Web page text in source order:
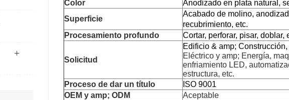
Color
Anodizado en plata natural,
Superficie
Acabado de molino,
recubrimiento, etc.
Procesamiento profundo
Cortar, perforar, pisar, doblar,
Solicitud
Edificio & amp;
Eléctrico y amp; Energía,
enfriamiento LED,
estructura, etc.
Proceso de dar un título
ISO 9001
OEM y amp; ODM
Aceptable